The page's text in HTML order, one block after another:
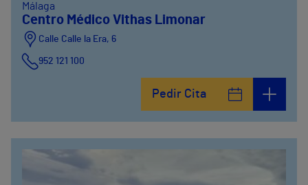
Málaga
Centro Médico Vithas Limonar
Calle Calle la Era, 6
952 121 100
Pedir Cita